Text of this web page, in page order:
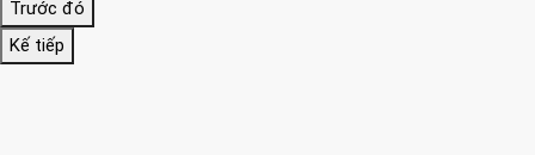
Trước đó
Kế tiếp